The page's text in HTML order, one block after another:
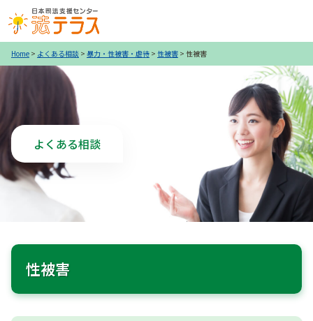
Home > よくある相談 > 暴力・性被害・虐待 > 性被害 > 性被害
よくある相談
性被害